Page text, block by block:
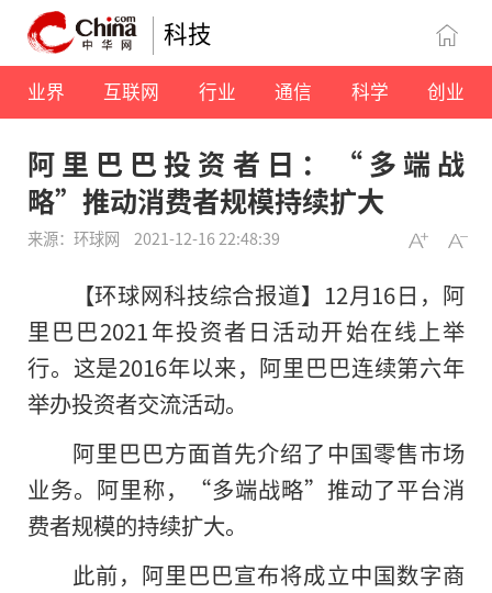
科技
业界 互联网 行业 通信 科学 创业
阿里巴巴投资者日：“多端战
略”推动消费者规模持续扩大
来源：环球网 2021-12-16 22:48:39
【环球网科技综合报道】12月16日，阿
里巴巴2021年投资者日活动开始在线上举
行。这是2016年以来，阿里巴巴连续第六年
举办投资者交流活动。
阿里巴巴方面首先介绍了中国零售市场
业务。阿里称，“多端战略”推动了平台消
费者规模的持续扩大。
此前，阿里巴巴宣布将成立中国数字商